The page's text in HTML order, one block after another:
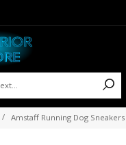
Amstaff Running Dog